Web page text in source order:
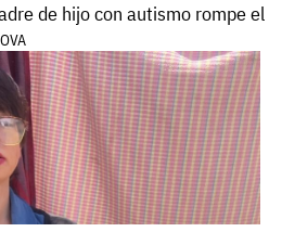
de hijo con autismo rompe el